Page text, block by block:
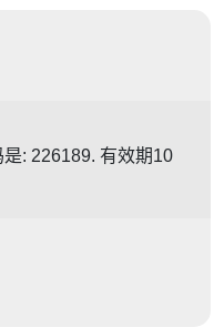
是: 226189. 有效期10